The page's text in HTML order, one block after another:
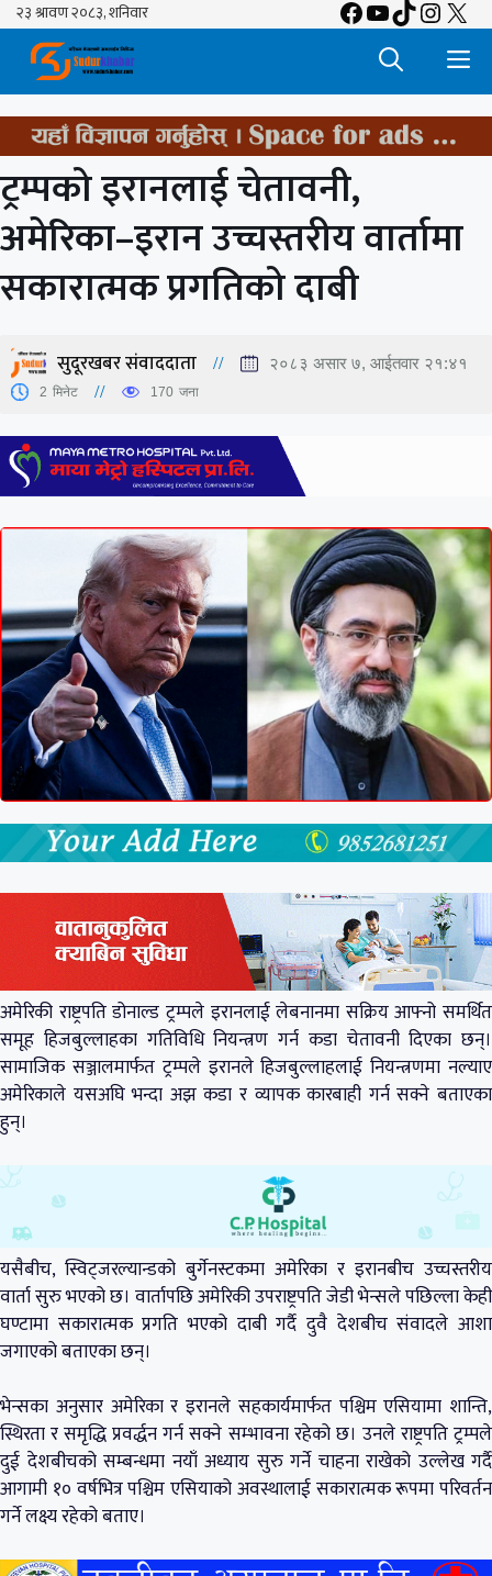
Skip
content
Facebook
YouTube
TikTok
X
ट्रम्पको इरानलाई चेतावनी,
अमेरिका–इरान उच्चस्तरीय वार्तामा
सकारात्मक प्रगतिको दाबी
सुदूरखबर संवाददाता २०८३ असार ७, आईतवार २१:४१
2 मिनेट 170 जना
अमेरिकी राष्ट्रपति डोनाल्ड ट्रम्पले इरानलाई लेबनानमा सक्रिय आफ्नो समर्थित
समूह हिजबुल्लाहका गतिविधि नियन्त्रण गर्न कडा चेतावनी दिएका छन्।
सामाजिक सञ्जालमार्फत ट्रम्पले इरानले हिजबुल्लाहलाई नियन्त्रणमा नल्याए
अमेरिकाले यसअघि भन्दा अझ कडा र व्यापक कारबाही गर्न सक्ने बताएका
हुन्।
यसैबीच, स्विट्जरल्यान्डको बुर्गेनस्टकमा अमेरिका र इरानबीच उच्चस्तरीय
वार्ता सुरु भएको छ। वार्तापछि अमेरिकी उपराष्ट्रपति जेडी भेन्सले पछिल्ला केही
घण्टामा सकारात्मक प्रगति भएको दाबी गर्दै दुवै देशबीच संवादले आशा
जगाएको बताएका छन्।
भेन्सका अनुसार अमेरिका र इरानले सहकार्यमार्फत पश्चिम एसियामा शान्ति,
स्थिरता र समृद्धि प्रवर्द्धन गर्न सक्ने सम्भावना रहेको छ। उनले राष्ट्रपति ट्रम्पले
दुई देशबीचको सम्बन्धमा नयाँ अध्याय सुरु गर्ने चाहना राखेको उल्लेख गर्दै
आगामी १० वर्षभित्र पश्चिम एसियाको अवस्थालाई सकारात्मक रूपमा परिवर्तन
गर्ने लक्ष्य रहेको बताए।